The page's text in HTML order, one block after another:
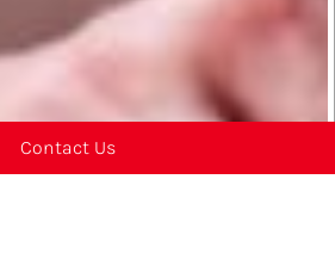
Contact Us